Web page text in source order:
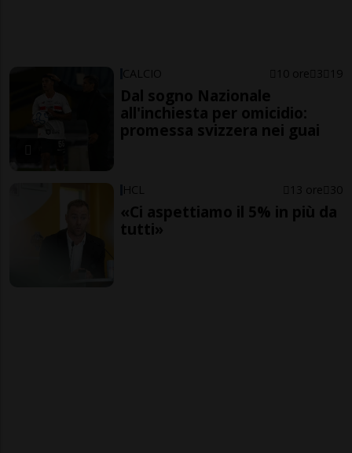
CALCIO 10 ore 3 19
Dal sogno Nazionale
all'inchiesta per omicidio:
promessa svizzera nei guai
HCL 13 ore 30
«Ci aspettiamo il 5% in più da
tutti»